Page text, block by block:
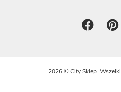
2026 © City Sklep.